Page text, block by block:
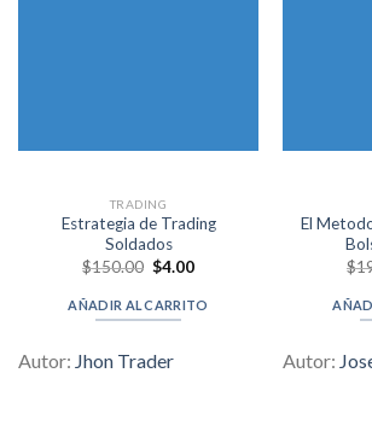
TRADING
Estrategia de Trading
Soldados
$150.00 Original
was:
$150.00.
$4.00Current
is:
$4.00.
AÑADIR AL CARRITO
Autor: Jhon Trader
El
$
Autor: